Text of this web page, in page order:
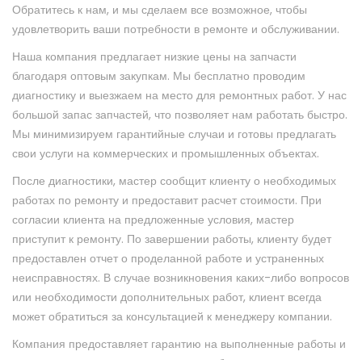
Обратитесь к нам, и мы сделаем все возможное, чтобы
удовлетворить ваши потребности в ремонте и обслуживании.
Наша компания предлагает низкие цены на запчасти
благодаря оптовым закупкам. Мы бесплатно проводим
диагностику и выезжаем на место для ремонтных работ. У нас
большой запас запчастей, что позволяет нам работать быстро.
Мы минимизируем гарантийные случаи и готовы предлагать
свои услуги на коммерческих и промышленных объектах.
После диагностики, мастер сообщит клиенту о необходимых
работах по ремонту и предоставит расчет стоимости. При
согласии клиента на предложенные условия, мастер
приступит к ремонту. По завершении работы, клиенту будет
предоставлен отчет о проделанной работе и устраненных
неисправностях. В случае возникновения каких-либо вопросов
или необходимости дополнительных работ, клиент всегда
может обратиться за консультацией к менеджеру компании.
Компания предоставляет гарантию на выполненные работы и